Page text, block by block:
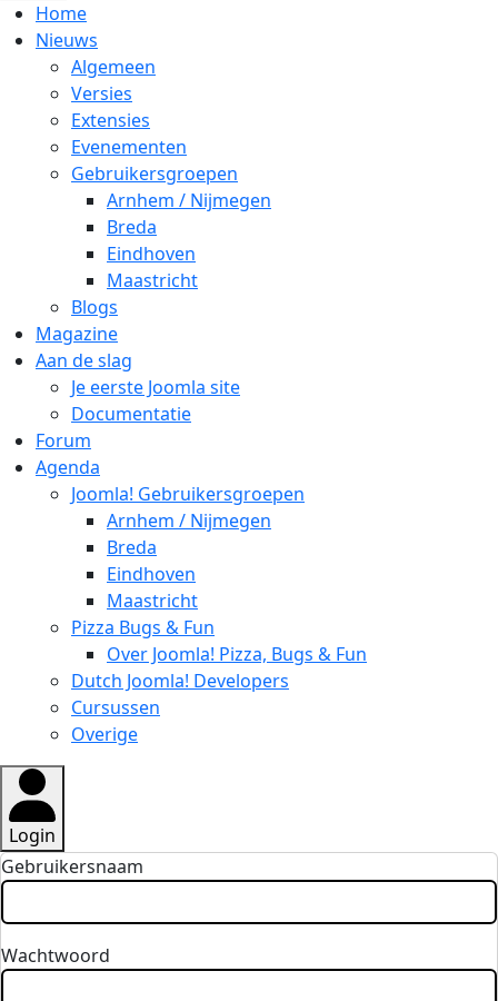
Home
Nieuws
Algemeen
Versies
Extensies
Evenementen
Gebruikersgroepen
Arnhem / Nijmegen
Breda
Eindhoven
Maastricht
Blogs
Magazine
Aan de slag
Je eerste Joomla site
Documentatie
Forum
Agenda
Joomla! Gebruikersgroepen
Arnhem / Nijmegen
Breda
Eindhoven
Maastricht
Pizza Bugs & Fun
Over Joomla! Pizza, Bugs & Fun
Dutch Joomla! Developers
Cursussen
Overige
Login
Gebruikersnaam
Wachtwoord